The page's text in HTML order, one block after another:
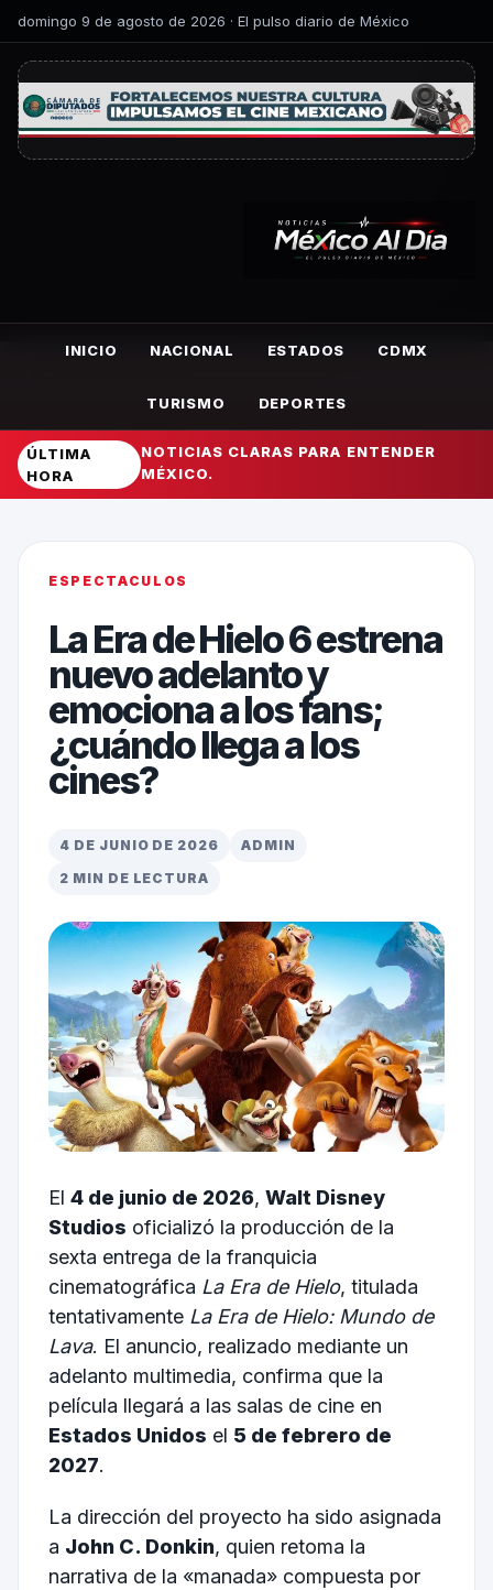
domingo 9 de agosto de 2026 · El pulso diario de México
INICIO NACIONAL ESTADOS CDMX
TURISMO DEPORTES
ÚLTIMA
HORA
NOTICIAS CLARAS PARA ENTENDER
MÉXICO.
ESPECTACULOS
La Era de Hielo 6 estrena
nuevo adelanto y
emociona a los fans;
¿cuándo llega a los
cines?
4 DE JUNIO DE 2026
ADMIN
2 MIN DE LECTURA
El 4 de junio de 2026, Walt Disney
Studios oficializó la producción de la
sexta entrega de la franquicia
cinematográfica La Era de Hielo, titulada
tentativamente La Era de Hielo: Mundo de
Lava. El anuncio, realizado mediante un
adelanto multimedia, confirma que la
película llegará a las salas de cine en
Estados Unidos el 5 de febrero de
2027.
La dirección del proyecto ha sido asignada
a John C. Donkin, quien retoma la
narrativa de la «manada» compuesta por